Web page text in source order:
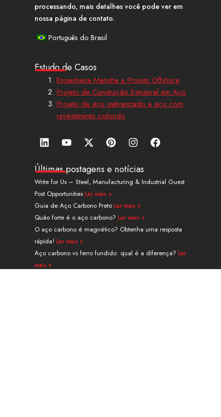
processando, mais detalhes você pode ver em
nossa página de contato.
Português do Brasil
Estudo de Casos
Engenharia Marinha e Projeto Offshore
Projeto de Construção Estrutural em Aço
Projeto de aço galvanizado e aço com
revestimento colorido
L
i
k
e
d
i
n
Y
o
t
u
b
e
X
-
w
i
t
t
e
r
P
i
t
e
r
e
s
t
I
n
t
a
g
a
m
F
a
b
o
Últimas postagens e notícias
Write for Us – Steel, Manufacturing & Industrial Guest
Post Opportunities Ler mais »
Guia de Aço Carbono Preto Ler mais »
Quão forte é o aço carbono? Ler mais »
O aço carbono é magnético? Obtenha uma resposta
rápida! Ler mais »
Aço carbono vs ferro fundido: qual é a diferença? Ler
mais »